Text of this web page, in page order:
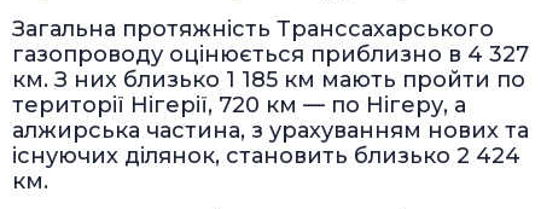
Загальна протяжність Транссахарського
газопроводу оцінюється приблизно в 4 327
км. З них близько 1 185 км мають пройти по
території Нігерії, 720 км — по Нігеру, а
алжирська частина, з урахуванням нових та
існуючих ділянок, становить близько 2 424
км.